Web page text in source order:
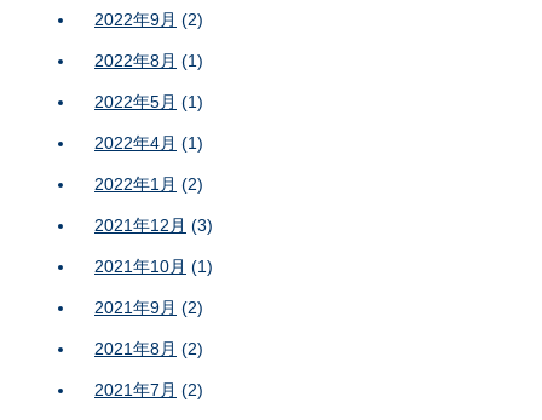
2022年9月 (2)
2022年8月 (1)
2022年5月 (1)
2022年4月 (1)
2022年1月 (2)
2021年12月 (3)
2021年10月 (1)
2021年9月 (2)
2021年8月 (2)
2021年7月 (2)